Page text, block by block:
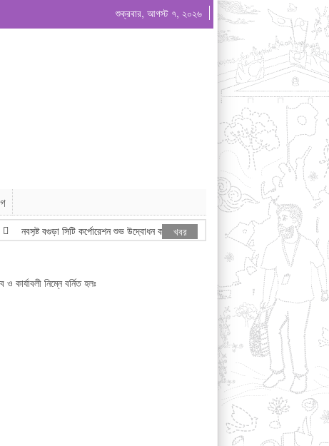
শুক্রবার, আগস্ট ৭, ২০২৬
নবসৃষ্ট বগুড়া সিটি কর্পোরেশন শুভ উদ্বোধন করেন মাননীয় প্রধানমন্ত্রী জনাব তারেক রহমান
খবর
নিম্নে বর্নিত হলঃ